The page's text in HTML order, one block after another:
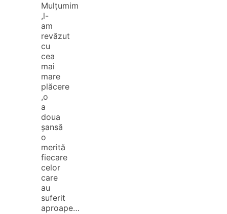
Mulțumim
,l-
am
revăzut
cu
cea
mai
mare
plăcere
,o
a
doua
șansă
o
merită
fiecare
celor
care
au
suferit
aproape…